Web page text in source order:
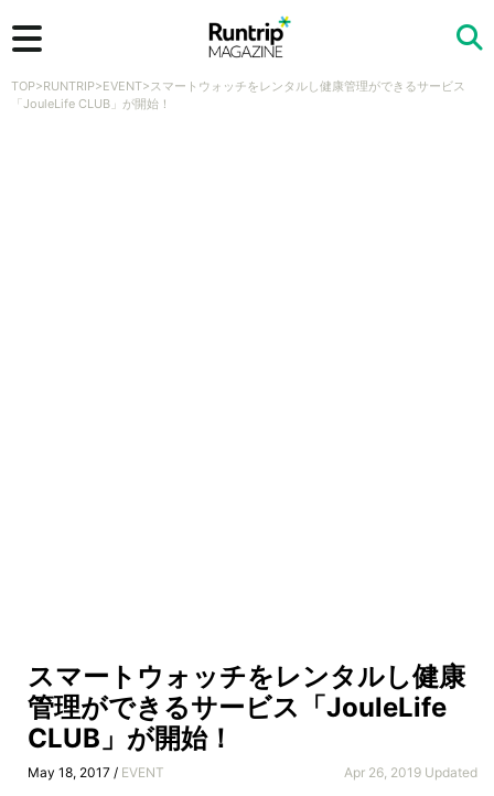
検索
TOP>RUNTRIP>EVENT>スマートウォッチをレンタルし健康管理ができるサービス
「JouleLife CLUB」が開始！
スマートウォッチをレンタルし健康
管理ができるサービス「JouleLife
CLUB」が開始！
May 18, 2017 / EVENT Apr 26, 2019 Updated